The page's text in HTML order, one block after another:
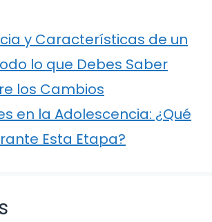
y Características de un
lo que Debes Saber
los Cambios
en la Adolescencia: ¿Qué
Esta Etapa?